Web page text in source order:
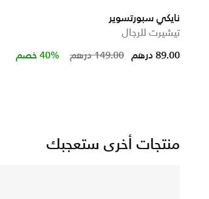
نايكي سبورتسوير
تيشيرت للرجال
Price reduced from149.00 درهم to 89.00 درهم 40% خصم
منتجات أخرى ستعجبك